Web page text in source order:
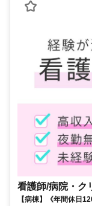
看護師/病院・ク
【病棟】《年間休日